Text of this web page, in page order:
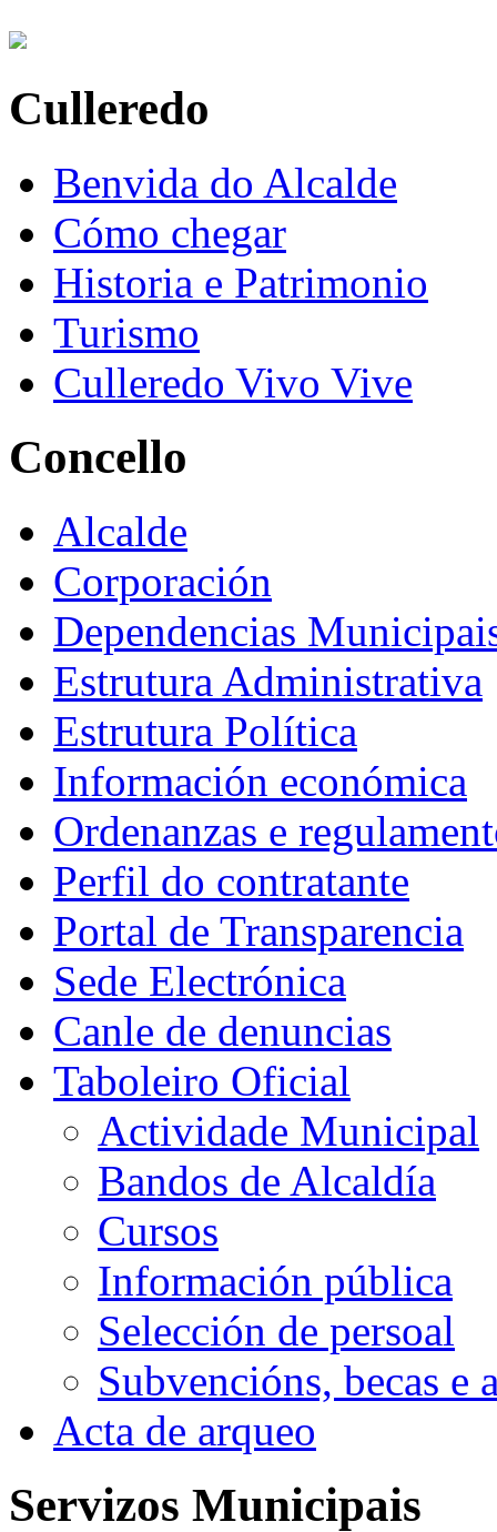
Culleredo
Benvida do Alcalde
Cómo chegar
Historia e Patrimonio
Turismo
Culleredo Vivo Vive
Concello
Alcalde
Corporación
Dependencias
Estrutura Administrativa
Estrutura Política
Información económica
Ordenanzas e
Perfil do contratante
Portal de Transparencia
Sede Electrónica
Canle de denuncias
Taboleiro Oficial
Actividade Municipal
Bandos de Alcaldía
Cursos
Información pública
Selección de persoal
Subvencións, becas e
Acta de arqueo
Servizos Municipais